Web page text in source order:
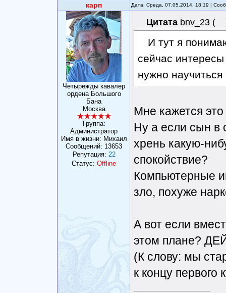
карп Дата: Среда, 07.05.2014, 18:19 |
Четырежды кавалер
ордена Большого
Бана
Москва
Группа:
Администратор
Имя в жизни: Михаил
Сообщений: 13653
Репутация: 22
Статус: Offline
Цитата bnv_23 (
И тут я
сейчас
нужно научиться
Мне кажется
Ну а если сын в
хрень какую-
спокойствие?
Компьютерные
зло, похуже
А вот если
этом плане?
(К слову: мы
к концу первого